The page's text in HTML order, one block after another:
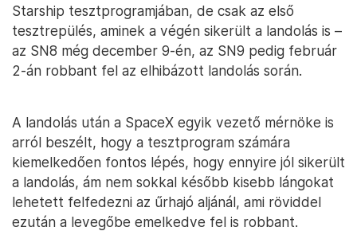
Starship tesztprogramjában, de csak az első
tesztrepülés, aminek a végén sikerült a landolás is –
az SN8 még december 9-én, az SN9 pedig február
2-án robbant fel az elhibázott landolás során.
A landolás után a SpaceX egyik vezető mérnöke is
arról beszélt, hogy a tesztprogram számára
kiemelkedően fontos lépés, hogy ennyire jól sikerült
a landolás, ám nem sokkal később kisebb lángokat
lehetett felfedezni az űrhajó aljánál, ami röviddel
ezután a levegőbe emelkedve fel is robbant.